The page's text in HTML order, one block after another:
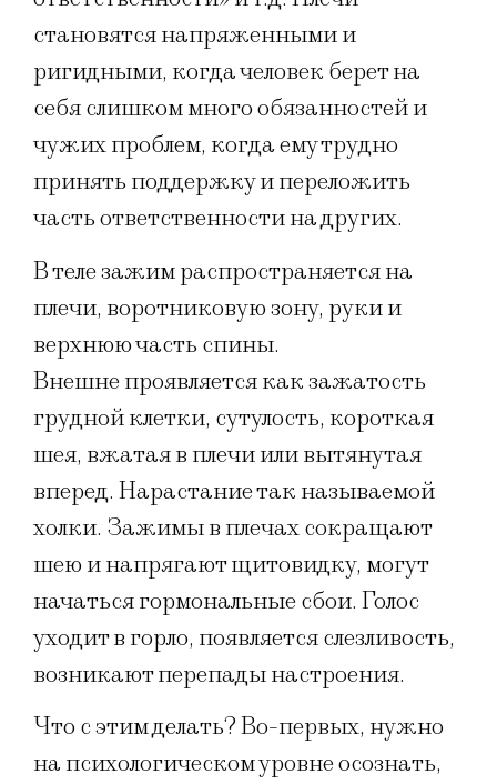
становятся напряженными и
ригидными, когда человек берет на
себя слишком много обязанностей и
чужих проблем, когда ему трудно
принять поддержку и переложить
часть ответственности на других.
В теле зажим распространяется на
плечи, воротниковую зону, руки и
верхнюю часть спины.
Внешне проявляется как зажатость
грудной клетки, сутулость, короткая
шея, вжатая в плечи или вытянутая
вперед. Нарастание так называемой
холки. Зажимы в плечах сокращают
шею и напрягают щитовидку, могут
начаться гормональные сбои. Голос
уходит в горло, появляется слезливость,
возникают перепады настроения.
Что с этим делать? Во-первых, нужно
на психологическом уровне осознать,